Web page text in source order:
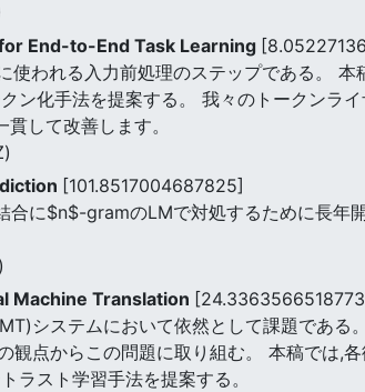
End-to-End Task Learning
われる入力前処理のステップである。 本
ン化手法を提案する。 我々のトークンラ
して改善します。
[101.8517004687825]
に$n$-gramのLMで対処するために長年
Machine Translation
システムにおいて依然として課題である
点からこの問題に取り組む。 本稿では,
ラスト学習手法を提案する。